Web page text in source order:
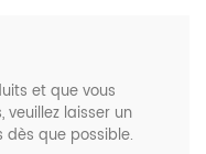
et que vous
laisser un
dès que possible.